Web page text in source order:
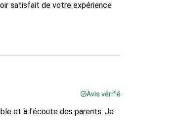
satisfait de votre expérience
Avis vérifié
et à l'écoute des parents. Je